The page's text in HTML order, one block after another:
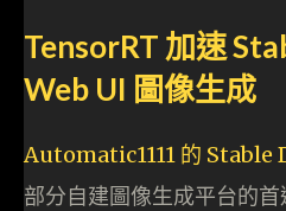
TensorRT 加速
Web UI 圖像生成
Automatic1111 的
部分自建圖像生成平台的